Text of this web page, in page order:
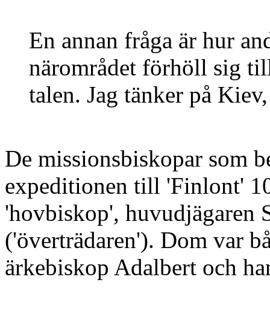
En annan fråga är hur
närområdet förhöll sig
talen. Jag tänker på
De missionsbiskopar som
expeditionen till 'Finlont'
'hovbiskop', huvudjägaren
('överträdaren'). Dom var
ärkebiskop Adalbert och